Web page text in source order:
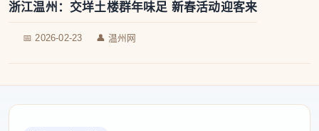
浙江温州：交垟土楼群年味足 新春活动迎客来
📅 2026-02-23 👤 温州网